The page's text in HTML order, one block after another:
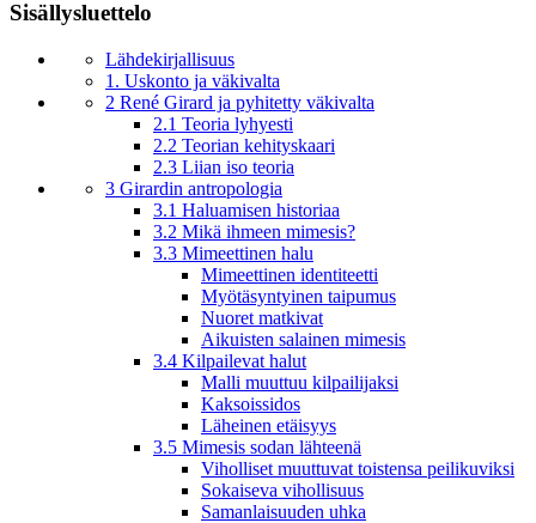
Sisällysluettelo
Lähdekirjallisuus
1. Uskonto ja väkivalta
2 René Girard ja pyhitetty väkivalta
2.1 Teoria lyhyesti
2.2 Teorian kehityskaari
2.3 Liian iso teoria
3 Girardin antropologia
3.1 Haluamisen historiaa
3.2 Mikä ihmeen mimesis?
3.3 Mimeettinen halu
Mimeettinen identiteetti
Myötäsyntyinen taipumus
Nuoret matkivat
Aikuisten salainen mimesis
3.4 Kilpailevat halut
Malli muuttuu kilpailijaksi
Kaksoissidos
Läheinen etäisyys
3.5 Mimesis sodan lähteenä
Viholliset muuttuvat toistensa peilikuviksi
Sokaiseva vihollisuus
Samanlaisuuden uhka